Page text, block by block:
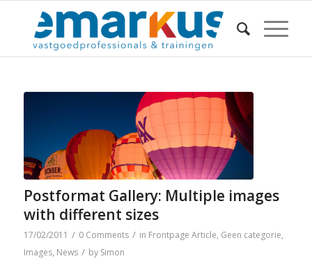
Postformat Gallery: Multiple images
with different sizes
17/02/2011 / 0 Comments / in Frontpage Article, Geen categorie,
Images, News / by Simon